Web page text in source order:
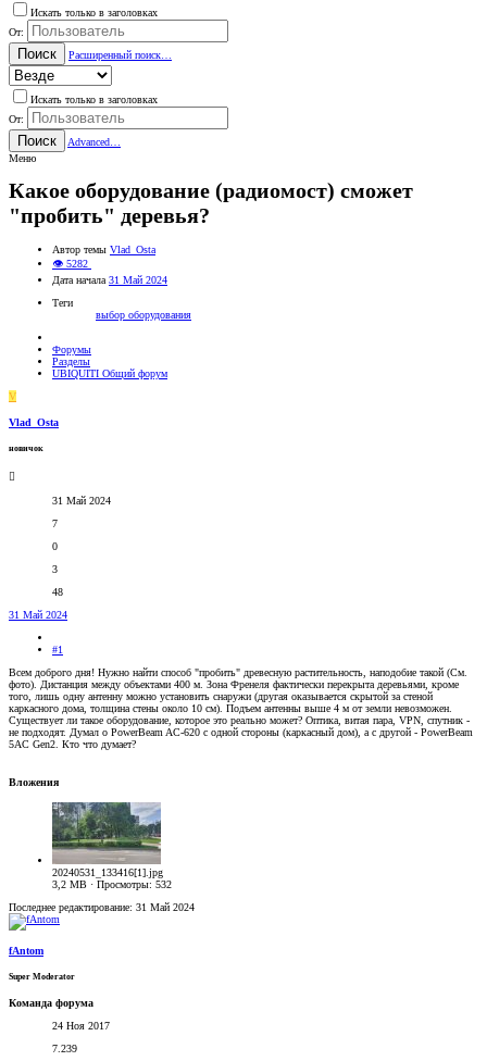
Искать только в заголовках
От:
Поиск Расширенный поиск…
Искать только в заголовках
От:
Поиск
Advanced…
Меню
Какое оборудование (радиомост) сможет
"пробить" деревья?
Автор темы Vlad_Osta
👁 5282
Дата начала 31 Май 2024
Теги
выбор оборудования
Форумы
Разделы
UBIQUITI Общий форум
V
Vlad_Osta
новичок
31 Май 2024
7
0
3
48
31 Май 2024
#1
Всем доброго дня! Нужно найти способ "пробить" древесную растительность, наподобие такой (См.
фото). Дистанция между объектами 400 м. Зона Френеля фактически перекрыта деревьями, кроме
того, лишь одну антенну можно установить снаружи (другая оказывается скрытой за стеной
каркасного дома, толщина стены около 10 см). Подъем антенны выше 4 м от земли невозможен.
Существует ли такое оборудование, которое это реально может? Оптика, витая пара, VPN, спутник -
не подходят. Думал о PowerBeam AC-620 с одной стороны (каркасный дом), а с другой - PowerBeam
5AC Gen2. Кто что думает?
Вложения
20240531_133416[1].jpg
3,2 MB · Просмотры: 532
Последнее редактирование: 31 Май 2024
fAntom
Super Moderator
Команда форума
24 Ноя 2017
7.239